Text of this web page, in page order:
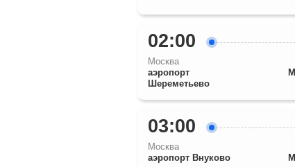
02:00
Москва
аэропорт
Шереметьево
03:00
Москва
аэропорт Внуково